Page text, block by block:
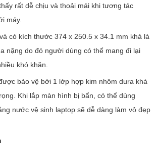
rất dễ chịu và thoải mái khi tương tác
máy.
có kích thước 374 x 250.5 x 34.1 mm khá là
nặng do đó người dùng có thể mang đi lại
khó khăn.
bảo vệ bởi 1 lớp hợp kim nhôm dura khá
Khi lắp màn hình bị bẩn, có thể dùng
nước vệ sinh laptop sẽ dễ dàng làm vỏ đẹp